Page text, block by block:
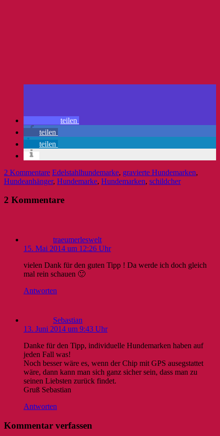
teilen
teilen
teilen
2 Kommentare Edelstahlhundemarke, gravierte Hundemarken,
Hundeanhänger, Hundemarke, Hundemarken, schildcher
2 Kommentare
traeumerleswelt
15. Mai 2014 um 12:26 Uhr
vielen Dank für den guten Tipp ! Da werde ich doch gleich
mal rein schauen 🙂
Antworten
Sebastian
13. Juni 2014 um 9:43 Uhr
Danke für den Tipp, individuelle Hundemarken haben auf
jeden Fall was!
Noch besser wäre es, wenn der Chip mit GPS ausegstattet
wäre, dann kann man sich ganz sicher sein, dass man zu
seinen Liebsten zurück findet.
Gruß Sebastian
Antworten
Kommentar verfassen